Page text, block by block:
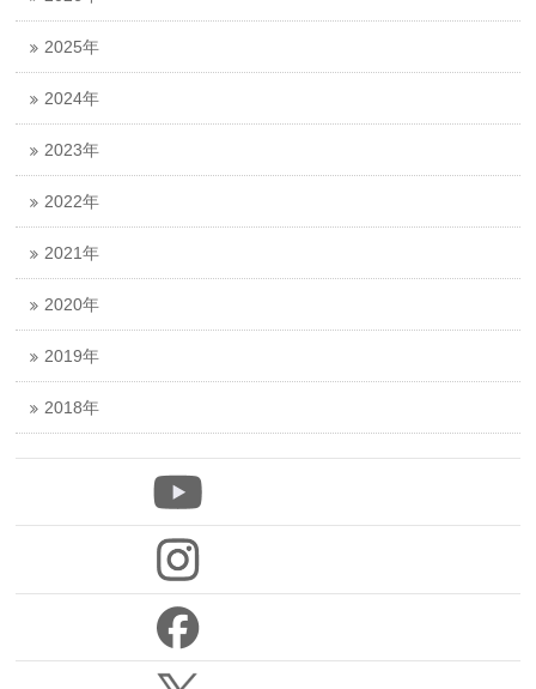
2025年
2024年
2023年
2022年
2021年
2020年
2019年
2018年